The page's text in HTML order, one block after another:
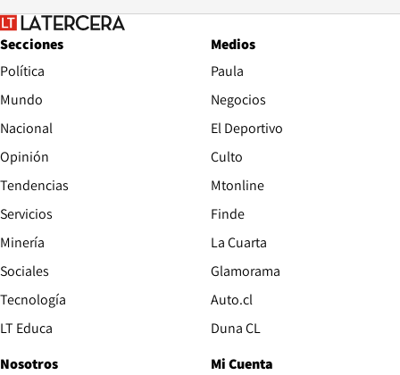
Secciones
Política
Mundo
Nacional
Opinión
Tendencias
Servicios
Minería
Sociales
Tecnología
LT Educa
Medios
Paula
Negocios
El Deportivo
Culto
Mtonline
Finde
La Cuarta
Glamorama
Auto.clOpens in new window
Duna CLOpens in new window
Nosotros
Mi Cuenta